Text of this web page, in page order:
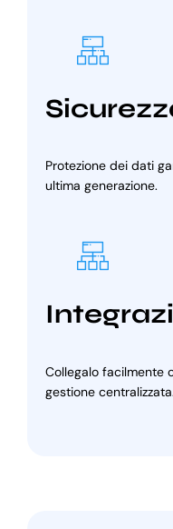
Protezione dei dati
ultima generazione.
Collegalo facilmente
gestione centralizzata.